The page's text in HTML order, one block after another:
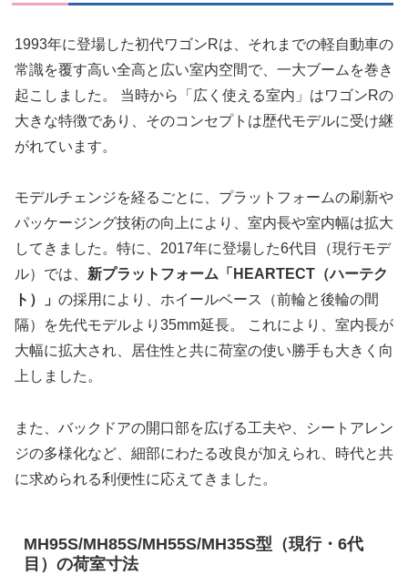
1993年に登場した初代ワゴンRは、それまでの軽自動車の
常識を覆す高い全高と広い室内空間で、一大ブームを巻き
起こしました。 当時から「広く使える室内」はワゴンRの
大きな特徴であり、そのコンセプトは歴代モデルに受け継
がれています。
モデルチェンジを経るごとに、プラットフォームの刷新や
パッケージング技術の向上により、室内長や室内幅は拡大
してきました。特に、2017年に登場した6代目（現行モデ
ル）では、 新プラットフォーム「HEARTECT（ハーテク
ト）」 の採用により、ホイールベース（前輪と後輪の間
隔）を先代モデルより35mm延長。 これにより、室内長が
大幅に拡大され、居住性と共に荷室の使い勝手も大きく向
上しました。
また、バックドアの開口部を広げる工夫や、シートアレン
ジの多様化など、細部にわたる改良が加えられ、時代と共
に求められる利便性に応えてきました。
MH95S/MH85S/MH55S/MH35S型（現行・6代
目）の荷室寸法